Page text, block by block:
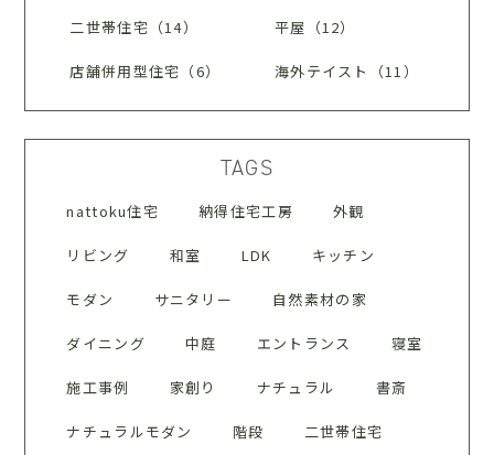
二世帯住宅（14） 平屋（12）
店舗併用型住宅（6） 海外テイスト（11）
TAGS
nattoku住宅 納得住宅工房 外観
リビング 和室 LDK キッチン
モダン サニタリー 自然素材の家
ダイニング 中庭 エントランス 寝室
施工事例 家創り ナチュラル 書斎
ナチュラルモダン 階段 二世帯住宅